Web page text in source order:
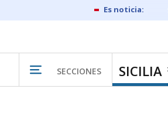
SECCIONES SICILIA